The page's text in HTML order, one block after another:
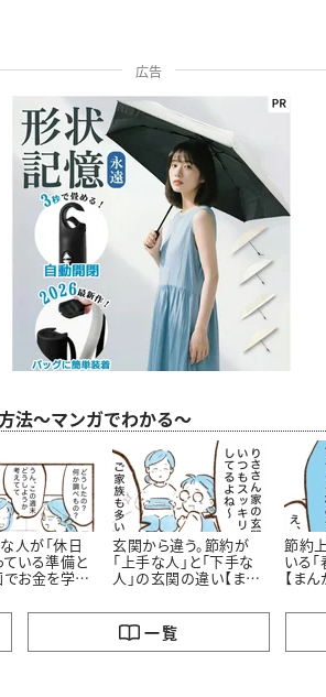
広告
法～マンガでわかる～
人が「休日
ている準備と
でお金を学
玄関から違う。節約が
「上手な人」と「下手な
人」の玄関の違い【まん
節約
いる
【まん
一覧